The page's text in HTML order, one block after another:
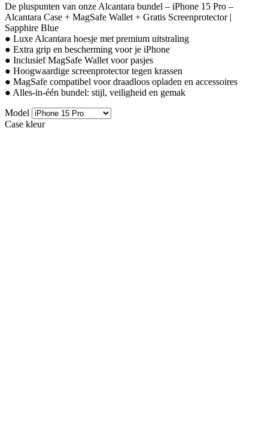
De pluspunten van onze Alcantara bundel – iPhone 15 Pro –
Alcantara Case + MagSafe Wallet + Gratis Screenprotector |
Sapphire Blue
● Luxe Alcantara hoesje met premium uitstraling
● Extra grip en bescherming voor je iPhone
● Inclusief MagSafe Wallet voor pasjes
● Hoogwaardige screenprotector tegen krassen
● MagSafe compatibel voor draadloos opladen en accessoires
● Alles-in-één bundel: stijl, veiligheid en gemak
Model
Case kleur